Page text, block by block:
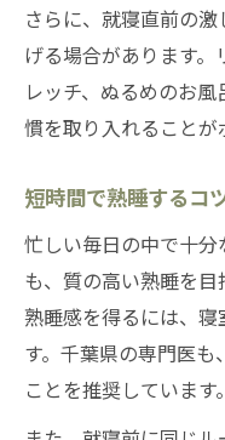
向上
十分な睡眠
理由
熟睡による
プ
熟睡できる
さらに、就寝直前の
げる場合があります
レッチ、ぬるめのお
慣を取り入れることが
短時間で熟睡するコ
忙しい毎日の中で十
も、質の高い熟睡を
熟睡感を得るには、
す。千葉県の専門医
ことを推奨しています。